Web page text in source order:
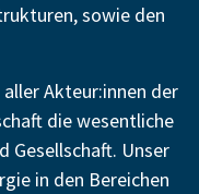
sowie den
Akteur:innen der
die wesentliche
Gesellschaft. Unser
in den Bereichen